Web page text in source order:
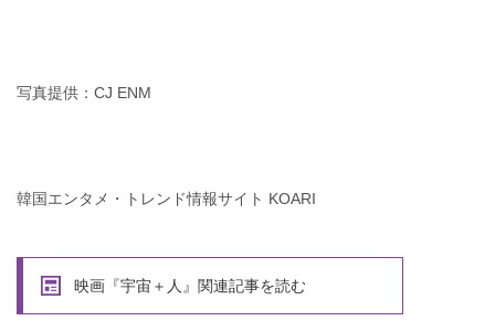
写真提供：CJ ENM
韓国エンタメ・トレンド情報サイト KOARI
映画『宇宙＋人』関連記事を読む